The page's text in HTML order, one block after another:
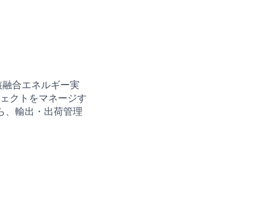
合エネルギー実
クトをマネージす
、輸出・出荷管理